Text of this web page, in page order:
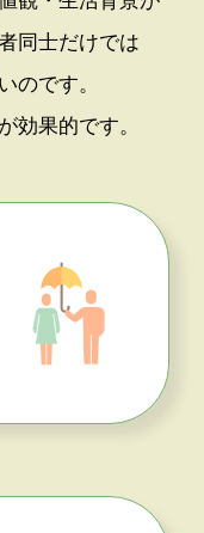
同士だけでは
のです。
効果的です。